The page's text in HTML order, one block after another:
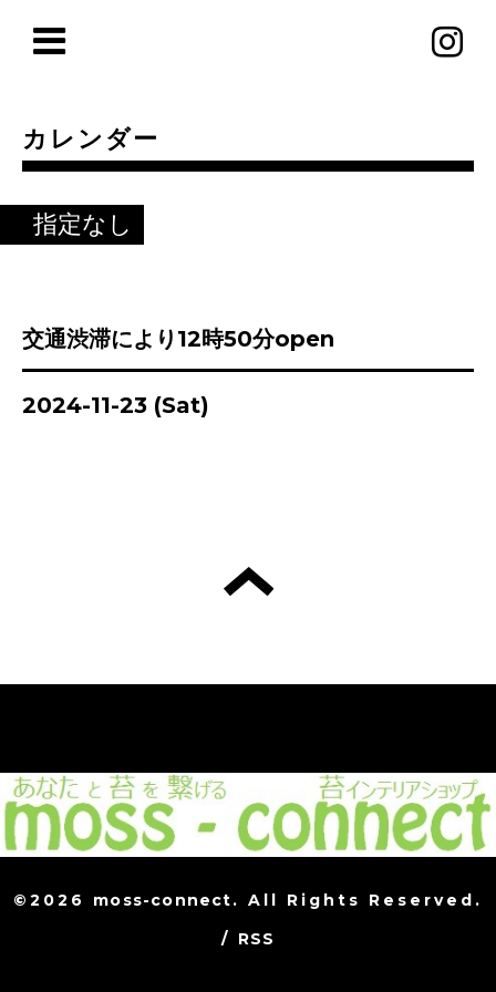
カレンダー
指定なし
交通渋滞により12時50分open
2024-11-23 (Sat)
©2026 moss-connect. All Rights Reserved.
/ RSS